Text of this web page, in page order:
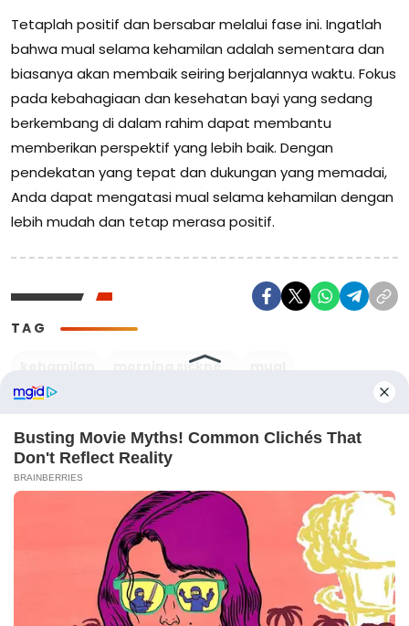
Tetaplah positif dan bersabar melalui fase ini. Ingatlah
bahwa mual selama kehamilan adalah sementara dan
biasanya akan membaik seiring berjalannya waktu. Fokus
pada kebahagiaan dan kesehatan bayi yang sedang
berkembang di dalam rahim dapat membantu
memberikan perspektif yang lebih baik. Dengan
pendekatan yang tepat dan dukungan yang memadai,
Anda dapat mengatasi mual selama kehamilan dengan
lebih mudah dan tetap merasa positif.
TAG
Rahasia Kesehatan Optimal untuk Ibu Hamil: Olahraga
Ringan yang Wajib Dicoba